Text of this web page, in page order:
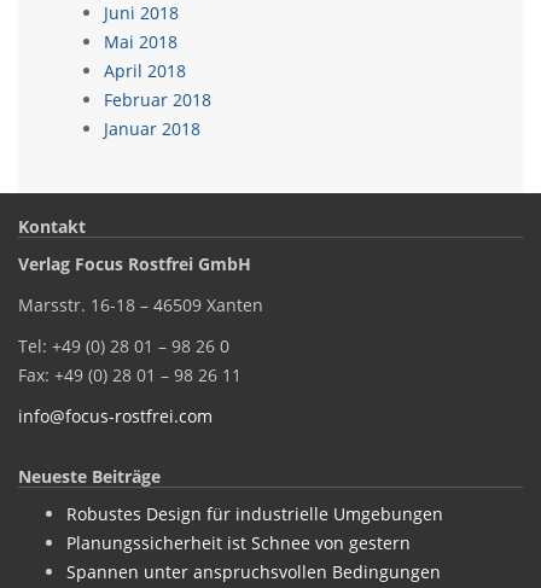
Juni 2018
Mai 2018
April 2018
Februar 2018
Januar 2018
Kontakt
Verlag Focus Rostfrei GmbH
Marsstr. 16-18 – 46509 Xanten
Tel: +49 (0) 28 01 – 98 26 0
Fax: +49 (0) 28 01 – 98 26 11
info@focus-rostfrei.com
Neueste Beiträge
Robustes Design für industrielle Umgebungen
Planungssicherheit ist Schnee von gestern
Spannen unter anspruchsvollen Bedingungen